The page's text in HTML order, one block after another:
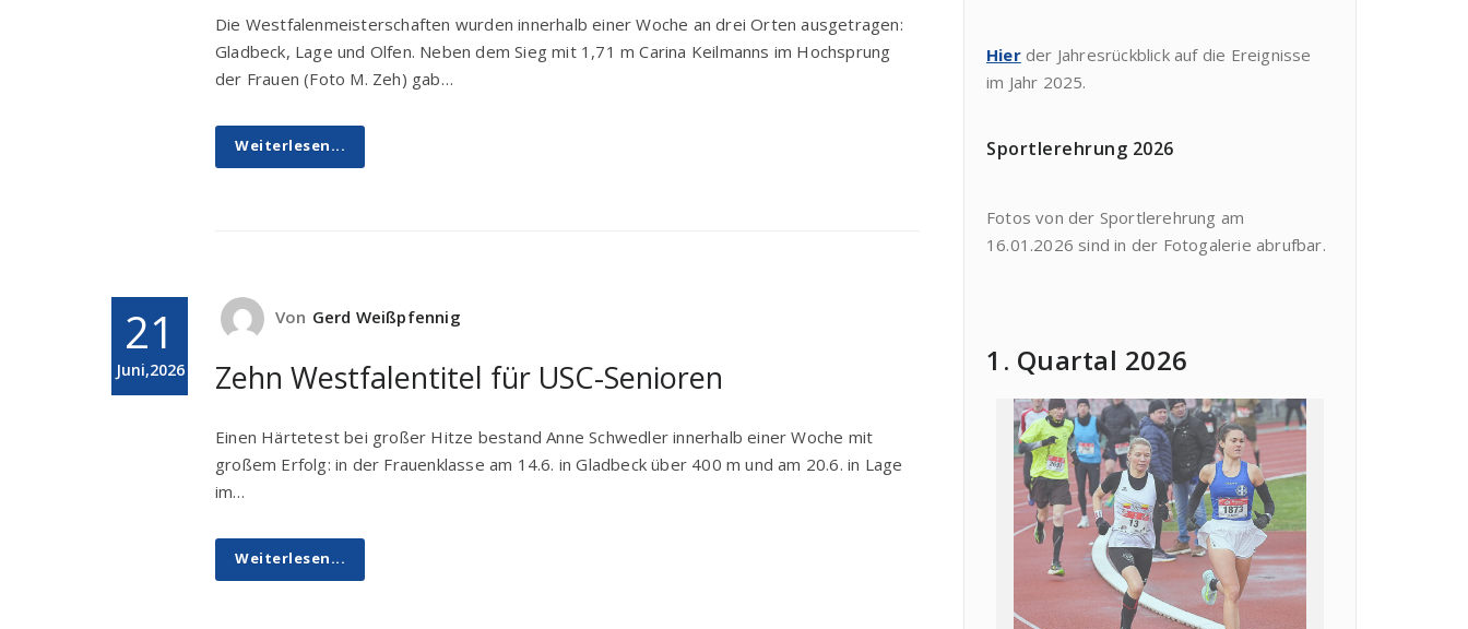
Die Westfalenmeisterschaften wurden innerhalb einer Woche an drei Orten ausgetragen:
Gladbeck, Lage und Olfen. Neben dem Sieg mit 1,71 m Carina Keilmanns im Hochsprung
der Frauen (Foto M. Zeh) gab…
Weiterlesen...
21
Juni,2026
Von Gerd Weißpfennig
Zehn Westfalentitel für USC-Senioren
Einen Härtetest bei großer Hitze bestand Anne Schwedler innerhalb einer Woche mit
großem Erfolg: in der Frauenklasse am 14.6. in Gladbeck über 400 m und am 20.6. in Lage
im…
Weiterlesen...
Hierder Jahresrückblick auf die Ereignisse
im Jahr 2025.
Sportlerehrung 2026
Fotos von der Sportlerehrung am
16.01.2026 sind in der Fotogalerie abrufbar.
1. Quartal 2026